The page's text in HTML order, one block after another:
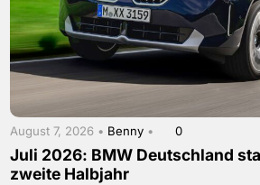
August 7, 2026 • Benny • 0
Juli 2026: BMW Deutschland
zweite Halbjahr